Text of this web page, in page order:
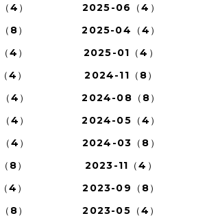
4）
2025-06（4）
8）
2025-04（4）
4）
2025-01（4）
4）
2024-11（8）
4）
2024-08（8）
4）
2024-05（4）
4）
2024-03（8）
8）
2023-11（4）
4）
2023-09（8）
8）
2023-05（4）